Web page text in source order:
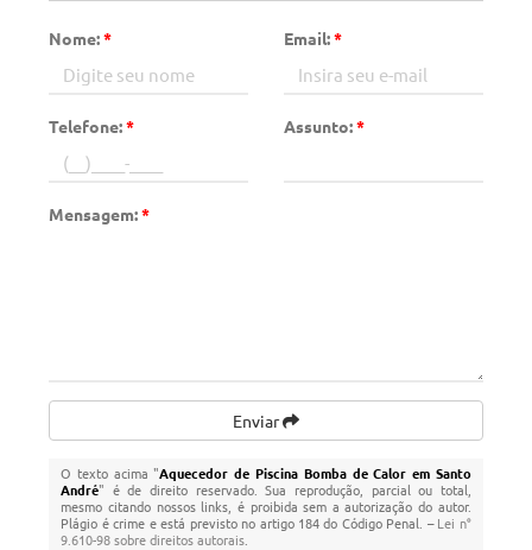
Nome:* Email:*
Telefone:* Assunto:*
Mensagem:*
Enviar
O texto acima "Aquecedor de Piscina Bomba de Calor em Santo
André" é de direito reservado. Sua reprodução, parcial ou total,
mesmo citando nossos links, é proibida sem a autorização do autor.
Plágio é crime e está previsto no artigo 184 do Código Penal. –Lei n°
9.610-98 sobre direitos autorais